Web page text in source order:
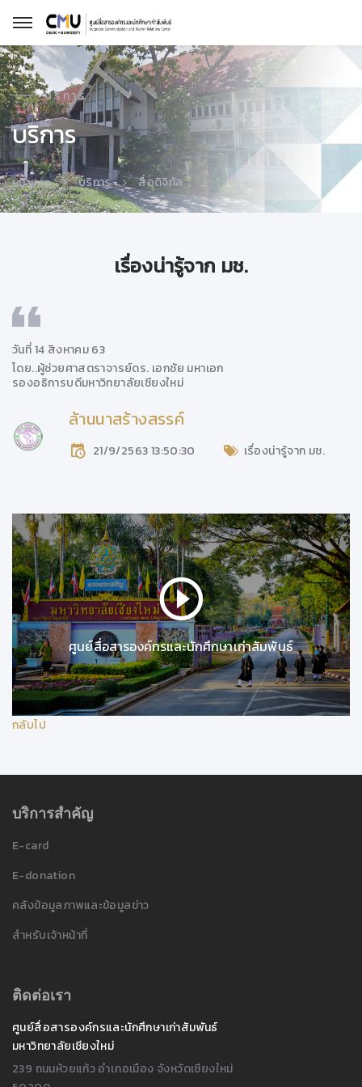
บริการ
บริการ
หน้าแรก บริการ สื่อดิจิทัล
เรื่องน่ารู้จาก มช.
วันที่ 14 สิงหาคม 63
โดย..ผู้ช่วยศาสตราจารย์ดร. เอกชัย มหาเอก
รองอธิการบดีมหาวิทยาลัยเชียงใหม่
ล้านนาสร้างสรรค์
21/9/2563 13:50:30 เรื่องน่ารู้จาก มช.
ศูนย์สื่อสารองค์กรและนักศึกษาเก่าสัมพันธ์
กลับไป
บริการสำคัญ
E-card
E-donation
คลังข้อมูลภาพและข้อมูลข่าว
สำหรับเจ้าหน้าที่
ติดต่อเรา
ศูนย์สื่อสารองค์กรและนักศึกษาเก่าสัมพันธ์
มหาวิทยาลัยเชียงใหม่
239 ถนนห้วยแก้ว อำเภอเมือง จังหวัดเชียงใหม่